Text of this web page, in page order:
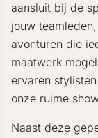
aansluit bij de
jouw
avonturen die
maatwerk
ervaren
onze ruime
Naast deze